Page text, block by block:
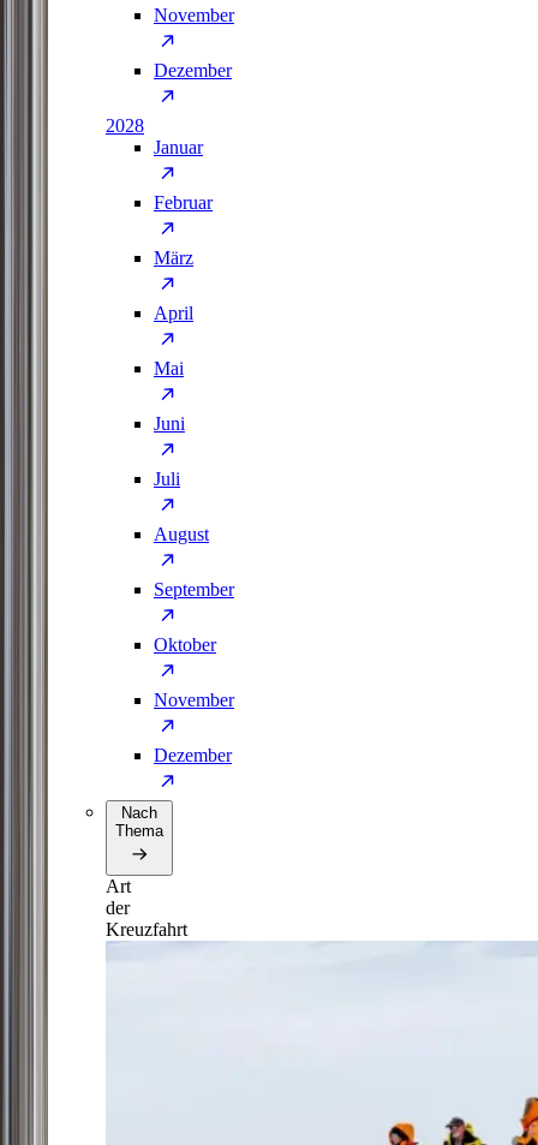
November
Dezember
2028
Januar
Februar
März
April
Mai
Juni
Juli
August
September
Oktober
November
Dezember
Nach
Thema
Art
der
Kreuzfahrt